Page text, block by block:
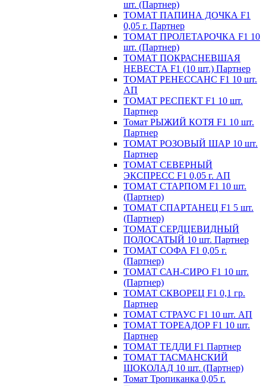
шт. (Партнер)
ТОМАТ ПАПИНА ДОЧКА F1
0,05 г. Партнер
ТОМАТ ПРОЛЕТАРОЧКА F1 10
шт. (Партнер)
ТОМАТ ПОКРАСНЕВШАЯ
НЕВЕСТА F1 (10 шт.) Партнер
ТОМАТ РЕНЕССАНС F1 10 шт.
АП
ТОМАТ РЕСПЕКТ F1 10 шт.
Партнер
Томат РЫЖИЙ КОТЯ F1 10 шт.
Партнер
ТОМАТ РОЗОВЫЙ ШАР 10 шт.
Партнер
ТОМАТ СЕВЕРНЫЙ
ЭКСПРЕСС F1 0,05 г. АП
ТОМАТ СТАРПОМ F1 10 шт.
(Партнер)
ТОМАТ СПАРТАНЕЦ F1 5 шт.
(Партнер)
ТОМАТ СЕРДЦЕВИДНЫЙ
ПОЛОСАТЫЙ 10 шт. Партнер
ТОМАТ СОФА F1 0,05 г.
(Партнер)
ТОМАТ САН-СИРО F1 10 шт.
(Партнер)
ТОМАТ СКВОРЕЦ F1 0,1 гр.
Партнер
ТОМАТ СТРАУС F1 10 шт. АП
ТОМАТ ТОРЕАДОР F1 10 шт.
Партнер
ТОМАТ ТЕДДИ F1 Партнер
ТОМАТ ТАСМАНСКИЙ
ШОКОЛАД 10 шт. (Партнер)
Томат Тропиканка 0,05 г.